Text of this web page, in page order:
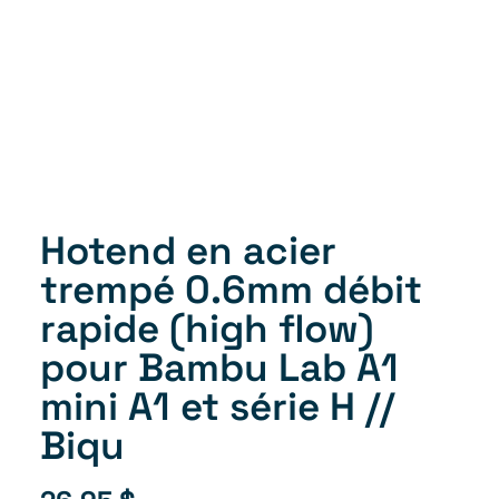
Hotend en acier
trempé 0.6mm débit
rapide (high flow)
pour Bambu Lab A1
mini A1 et série H //
Biqu